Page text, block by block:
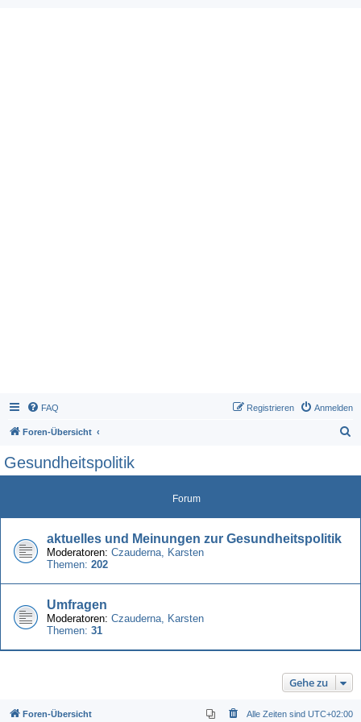
FAQ Anmelden
Registrieren
Foren-Übersicht
Gesundheitspolitik
Forum
aktuelles und Meinungen zur Gesundheitspolitik
Moderatoren: Czauderna, Karsten
Themen: 202
Umfragen
Moderatoren: Czauderna, Karsten
Themen: 31
Gehe zu
Foren-Übersicht Alle Zeiten sind UTC+02:00